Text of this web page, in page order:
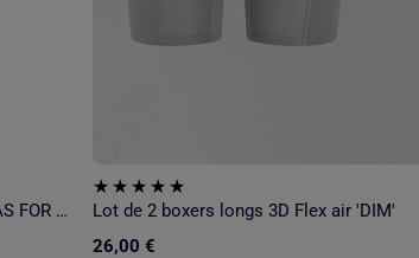
Lot de 3 Boxers Stretch Confort - ATLAS FOR MEN
Lot de 2 boxers longs 3D Flex air 'DIM'
26,00 €